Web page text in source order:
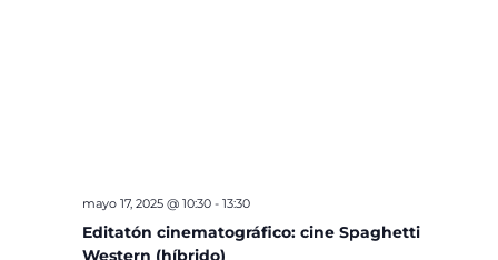
Editatón cinematográfico: cine Spaghetti
Western (híbrido)
mayo 17, 2025 @ 10:30- 13:30